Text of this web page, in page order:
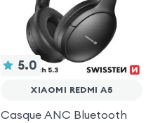
5.0
XIAOMI REDMI A5
Casque ANC Bluetooth